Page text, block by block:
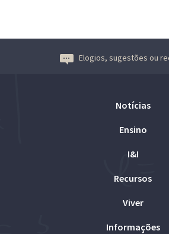
Elogios, sugestões ou
Notícias
Ensino
I&I
Recursos
Viver
Informações